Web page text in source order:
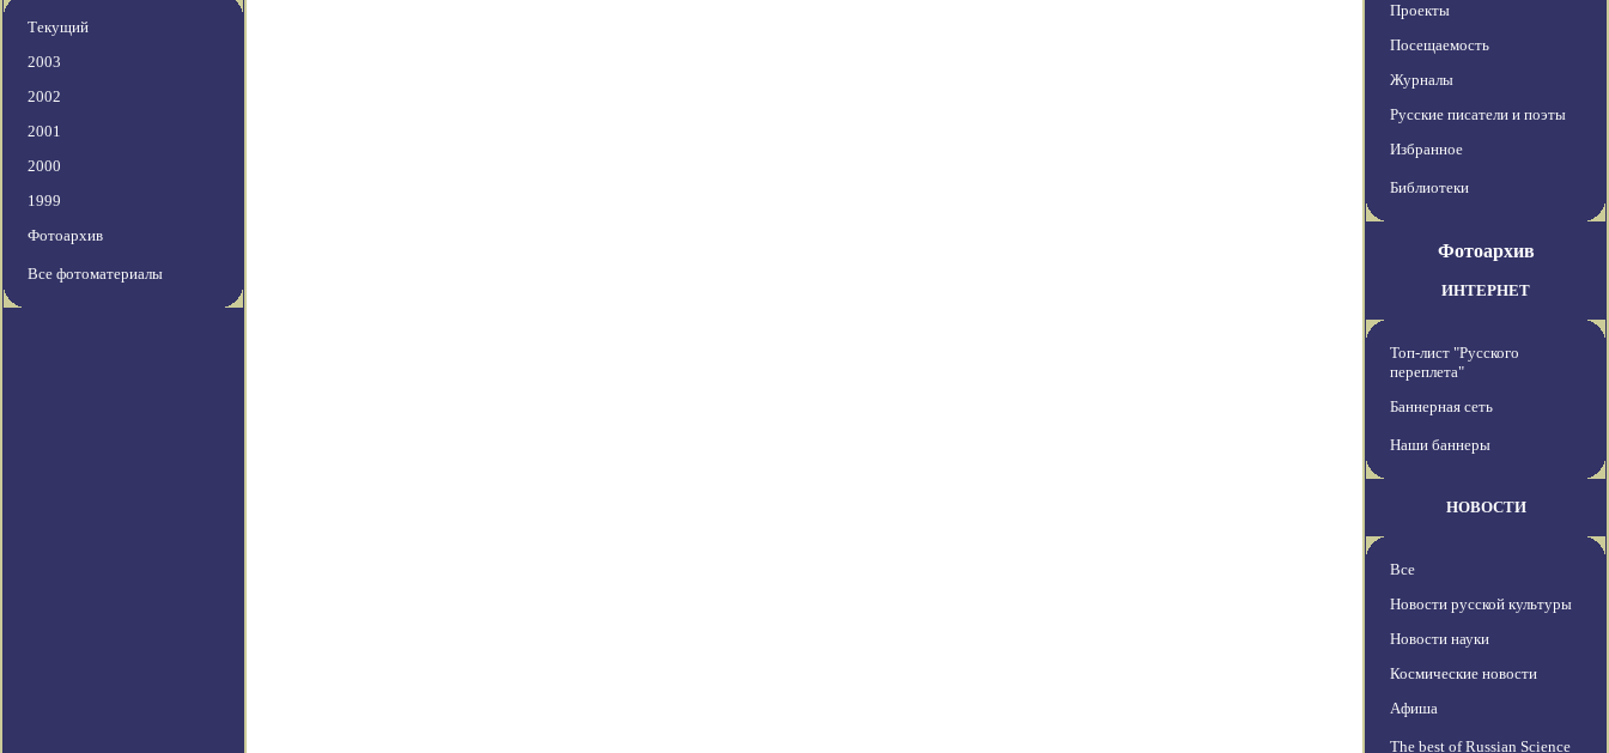
Текущий
2003
2002
2001
2000
1999
Фотоархив
Все фотоматериалы
Проекты
Посещаемость
Журналы
Русские писатели и поэты
Избранное
Библиотеки
Фотоархив
ИНТЕРНЕТ
Топ-лист "Русского
переплета"
Баннерная сеть
Наши баннеры
НОВОСТИ
Все
Новости русской культуры
Новости науки
Космические новости
Афиша
The best of Russian Science